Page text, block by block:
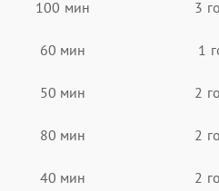
100 мин 3
60 мин 1
50 мин 2
80 мин 2
40 мин 2